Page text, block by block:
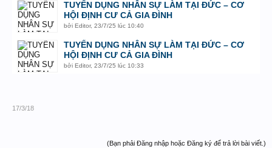
TUYỂN DỤNG NHÂN SỰ LÀM TẠI ĐỨC – CƠ
HỘI ĐỊNH CƯ CẢ GIA ĐÌNH
bởi Editor,23/7/25 lúc 10:40
TUYỂN DỤNG NHÂN SỰ LÀM TẠI ĐỨC – CƠ
HỘI ĐỊNH CƯ CẢ GIA ĐÌNH
bởi Editor,23/7/25 lúc 10:33
17/3/18
(Bạn phải Đăng nhập hoặc Đăng ký để trả lời bài viết.)